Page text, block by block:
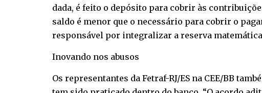
dada, é feito o depósito para cobrir às
saldo é menor que o necessário para cobrir o
responsável por integralizar a reserva
Inovando nos abusos
Os representantes da Fetraf-RJ/ES na CEE/BB